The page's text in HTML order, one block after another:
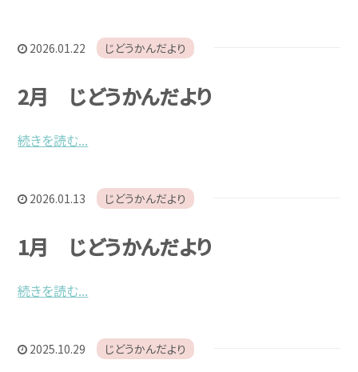
2026.01.22 じどうかんだより
2月 じどうかんだより
続きを読む...
2026.01.13 じどうかんだより
1月 じどうかんだより
続きを読む...
2025.10.29 じどうかんだより